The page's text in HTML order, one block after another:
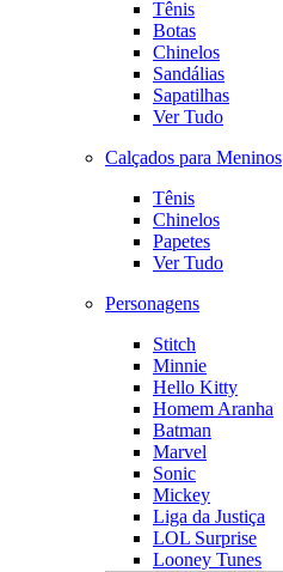
Tênis
Botas
Chinelos
Sandálias
Sapatilhas
Ver Tudo
Calçados para Meninos
Tênis
Chinelos
Papetes
Ver Tudo
Personagens
Stitch
Minnie
Hello Kitty
Homem Aranha
Batman
Marvel
Sonic
Mickey
Liga da Justiça
LOL Surprise
Looney Tunes